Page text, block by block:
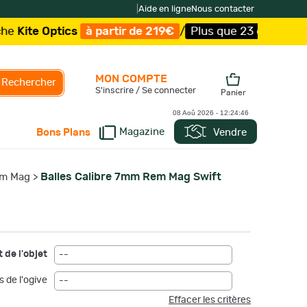
Aide en ligneNous contacter
Optics à partir de 219€ / Plus que 23 exemplaires !
Rechercher
Bons Plans Magazine Vendre
MON COMPTE
S'inscrire / Se connecter Panier
08 Aoû 2026 - 12:24:46
Mag > Balles Calibre 7mm Rem Mag Swift
de l'objet --
de l'ogive
--
Effacer les critères